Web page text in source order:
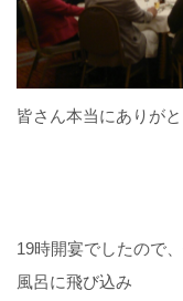
皆さん本当にありが
19時開宴でしたので
風呂に飛び込み